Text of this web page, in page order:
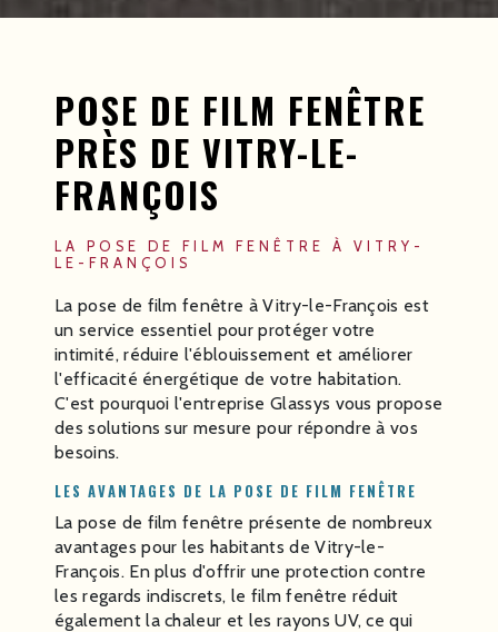
POSE DE FILM FENÊTRE
PRÈS DE VITRY-LE-
FRANÇOIS
LA POSE DE FILM FENÊTRE À VITRY-
LE-FRANÇOIS
La pose de film fenêtre à Vitry-le-François est
un service essentiel pour protéger votre
intimité, réduire l'éblouissement et améliorer
l'efficacité énergétique de votre habitation.
C'est pourquoi l'entreprise Glassys vous propose
des solutions sur mesure pour répondre à vos
besoins.
LES AVANTAGES DE LA POSE DE FILM FENÊTRE
La pose de film fenêtre présente de nombreux
avantages pour les habitants de Vitry-le-
François. En plus d'offrir une protection contre
les regards indiscrets, le film fenêtre réduit
également la chaleur et les rayons UV, ce qui